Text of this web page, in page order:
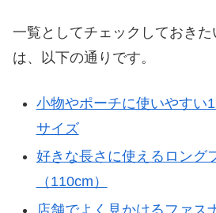
一覧としてチェックしておき
は、以下の通りです。
小物やポーチに使いやすい
サイズ
好きな長さに使えるロング
（110cm）
店舗でよく見かけるファス